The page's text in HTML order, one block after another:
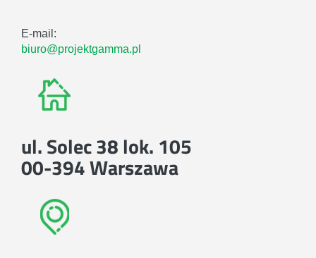
E-mail:
biuro@projektgamma.pl
ul. Solec 38 lok. 105
00-394 Warszawa